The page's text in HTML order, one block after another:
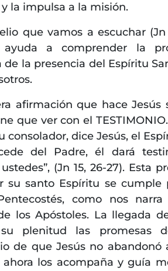
la impulsa a la misión.
que vamos a escuchar (Jn
ayuda a comprender la
de la presencia del Espíritu
afirmación que hace Jesús
que ver con el
consolador, dice Jesús, el
del Padre, él dará
(Jn 15, 26-27). Esta
su santo Espíritu se cumple
como nos
los Apóstoles. La llegada
plenitud las promesas
de que Jesús no abandonó
los acompaña y guía